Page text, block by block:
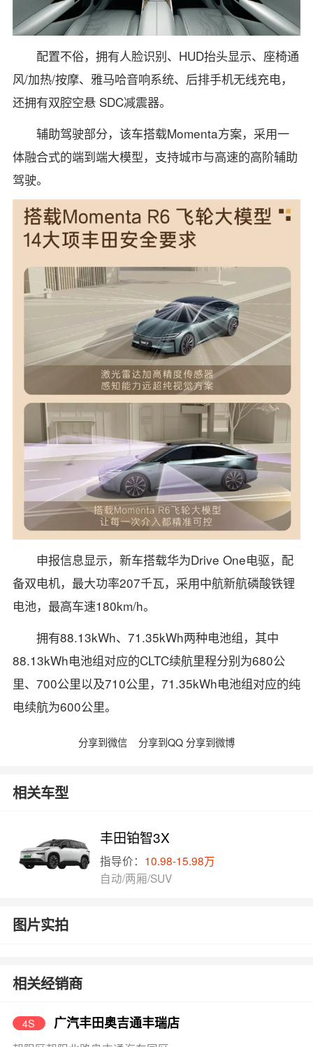
配置不俗，拥有人脸识别、HUD抬头显示、座椅通
风/加热/按摩、雅马哈音响系统、后排手机无线充电，
还拥有双腔空悬 SDC减震器。
辅助驾驶部分，该车搭载Momenta方案，采用一
体融合式的端到端大模型，支持城市与高速的高阶辅助
驾驶。
申报信息显示，新车搭载华为Drive One电驱，配
备双电机，最大功率207千瓦，采用中航新航磷酸铁锂
电池，最高车速180km/h。
拥有88.13kWh、71.35kWh两种电池组，其中
88.13kWh电池组对应的CLTC续航里程分别为680公
里、700公里以及710公里，71.35kWh电池组对应的纯
电续航为600公里。
分享到微信 分享到QQ 分享到微博
相关车型
丰田铂智3X
指导价： 10.98-15.98万
自动/两厢/SUV
图片实拍
相关经销商
4S 广汽丰田奥吉通丰瑞店